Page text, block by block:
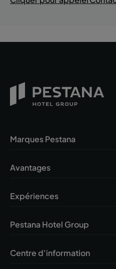
Marques Pestana
Avantages
Expériences
Pestana Hotel Group
Centre d'information